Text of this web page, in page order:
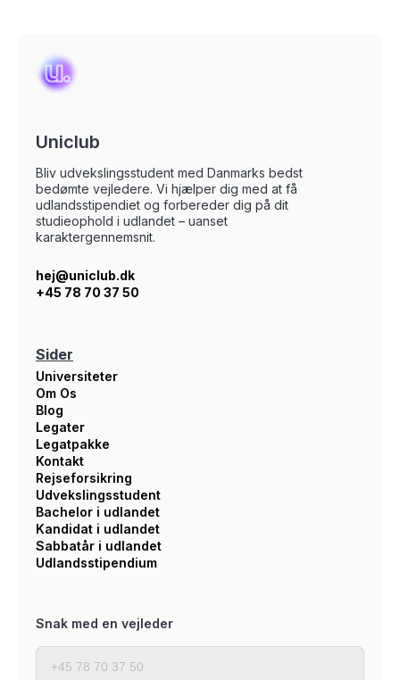
Uniclub
Bliv udvekslingsstudent med Danmarks bedst
bedømte vejledere. Vi hjælper dig med at få
udlandsstipendiet og forbereder dig på dit
studieophold i udlandet – uanset
karaktergennemsnit.
hej@uniclub.dk
+45 78 70 37 50
Sider
Universiteter
Om Os
Blog
Legater
Legatpakke
Kontakt
Rejseforsikring
Udvekslingsstudent
Bachelor i udlandet
Kandidat i udlandet
Sabbatår i udlandet
Udlandsstipendium
Snak med en vejleder